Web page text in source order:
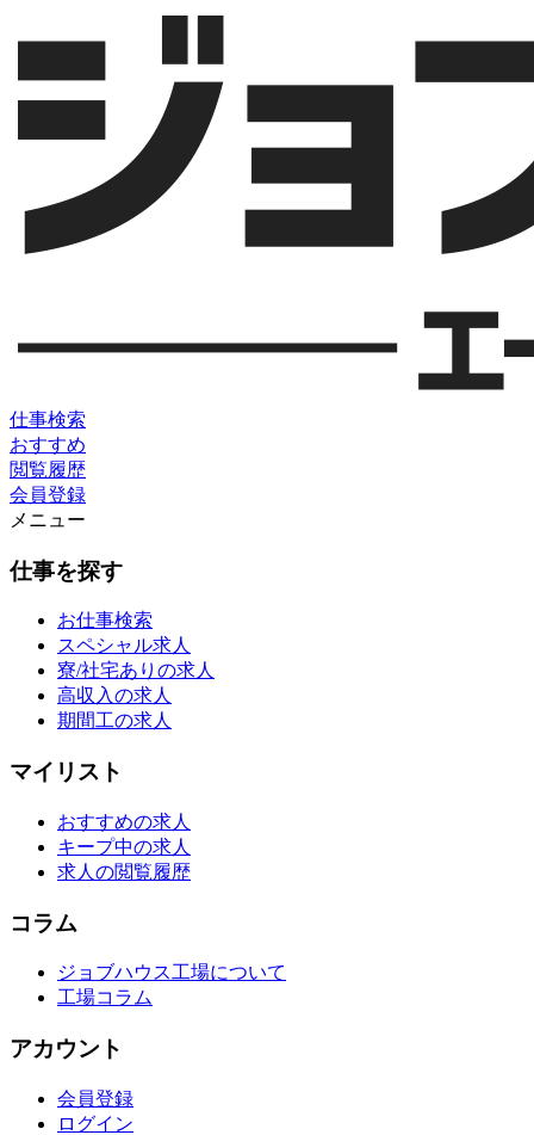
仕事検索
おすすめ
閲覧履歴
会員登録
メニュー
仕事を探す
お仕事検索
スペシャル求人
寮/社宅ありの求人
高収入の求人
期間工の求人
マイリスト
おすすめの求人
キープ中の求人
求人の閲覧履歴
コラム
ジョブハウス工場について
工場コラム
アカウント
会員登録
ログイン